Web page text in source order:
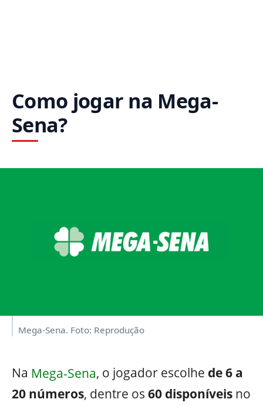
Como jogar na Mega-
Sena?
Mega-Sena. Foto: Reprodução
Na Mega-Sena, o jogador escolhe de 6 a
20 números, dentre os 60 disponíveis no